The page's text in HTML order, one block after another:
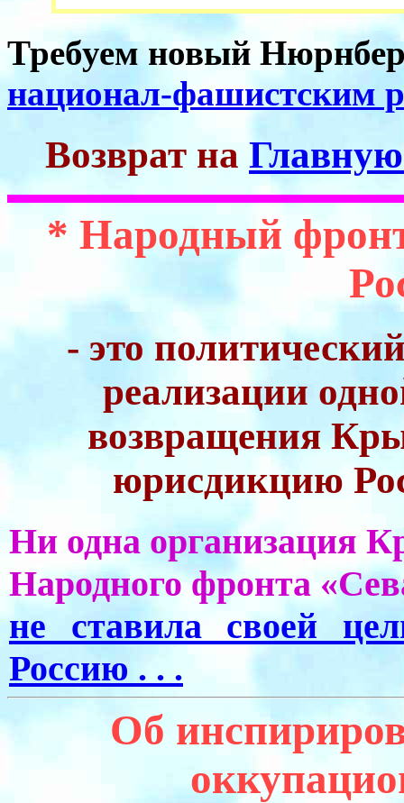
Требуем новый
национал-
Возврат на
* Народный
- это
реализации
возвращения
юрисдикцию
Ни одна организация
Народного фронта
не ставила своей
Россию . . .
Об